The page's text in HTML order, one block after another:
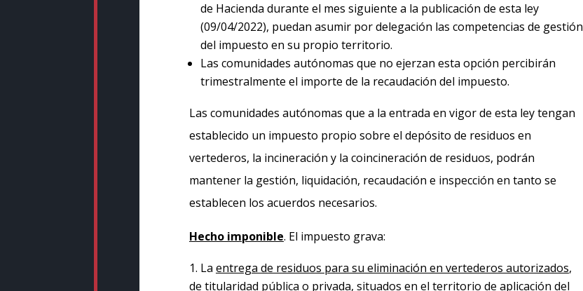
de Hacienda durante el mes siguiente a la publicación de esta ley
(09/04/2022), puedan asumir por delegación las competencias de gestión
del impuesto en su propio territorio.
Las comunidades autónomas que no ejerzan esta opción percibirán
trimestralmente el importe de la recaudación del impuesto.
Las comunidades autónomas que a la entrada en vigor de esta ley tengan
establecido un impuesto propio sobre el depósito de residuos en
vertederos, la incineración y la coincineración de residuos, podrán
mantener la gestión, liquidación, recaudación e inspección en tanto se
establecen los acuerdos necesarios.
Hecho imponible. El impuesto grava:
La entrega de residuos para su eliminación en vertederos autorizados,
de titularidad pública o privada, situados en el territorio de aplicación del